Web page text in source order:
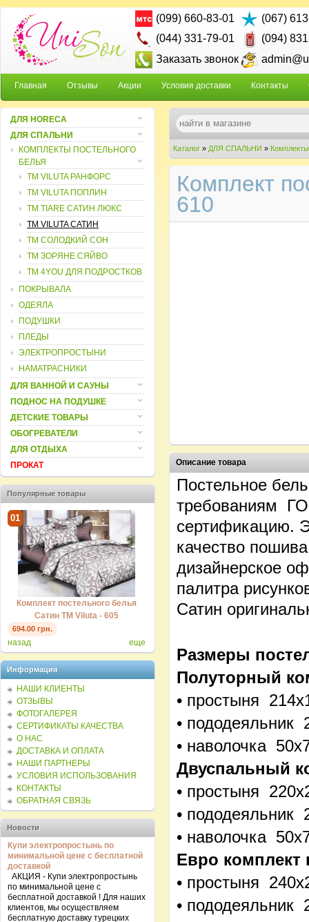
(099) 660-83-01
(067)
(044) 331-79-01
(094)
Заказать звонок
Главная Отзывы Акции Условия доставки Контакты
Каталог » ДЛЯ СПАЛЬНИ »
Комплект
610
Описание товара
Постельное
требованиям
сертификацию.
качество
дизайнерское
палитра
Сатин
Размеры
Полуторный
• простыня
•
• наволочка
Двуспальный
• простыня
•
• наволочка
Евро комплект
• простыня
•
ДЛЯ HORECA
ДЛЯ СПАЛЬНИ
КОМПЛЕКТЫ ПОСТЕЛЬНОГО
БЕЛЬЯ
ТМ VILUTA РАНФОРС
ТМ VILUTA ПОПЛИН
ТМ TIARE САТИН ЛЮКС
ТМ VILUTA САТИН
TM СОЛОДКИЙ СОН
TM ЗОРЯНЕ СЯЙВО
ТМ 4YOU ДЛЯ ПОДРОСТКОВ
ПОКРЫВАЛА
ОДЕЯЛА
ПОДУШКИ
ПЛЕДЫ
ЭЛЕКТРОПРОСТЫНИ
НАМАТРАСНИКИ
ДЛЯ ВАННОЙ И САУНЫ
ПОДНОС НА ПОДУШКЕ
ДЕТСКИЕ ТОВАРЫ
ОБОГРЕВАТЕЛИ
ДЛЯ ОТДЫХА
ПРОКАТ
Популярные товары
01
Комплект постельного белья
Сатин ТМ Viluta - 605
694.00 грн.
Комплект постельного белья
Сатин ТМ Viluta - 709
назад еще
Информация
НАШИ КЛИЕНТЫ
ОТЗЫВЫ
ФОТОГАЛЕРЕЯ
СЕРТИФИКАТЫ КАЧЕСТВА
О НАС
ДОСТАВКА И ОПЛАТА
НАШИ ПАРТНЕРЫ
УСЛОВИЯ ИСПОЛЬЗОВАНИЯ
КОНТАКТЫ
ОБРАТНАЯ СВЯЗЬ
Новости
Купи электропростынь по
минимальной цене с бесплатной
доставкой
АКЦИЯ - Купи электропростынь
по минимальной цене с
бесплатной доставкой ! Для наших
клиентов, мы осуществляем
бесплатную доставку турецких